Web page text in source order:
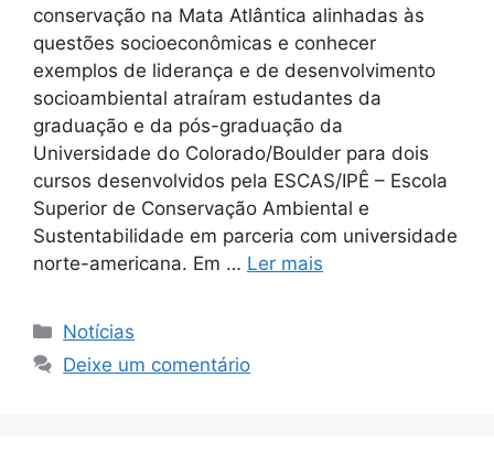
conservação na Mata Atlântica alinhadas às
questões socioeconômicas e conhecer
exemplos de liderança e de desenvolvimento
socioambiental atraíram estudantes da
graduação e da pós-graduação da
Universidade do Colorado/Boulder para dois
cursos desenvolvidos pela ESCAS/IPÊ – Escola
Superior de Conservação Ambiental e
Sustentabilidade em parceria com universidade
norte-americana. Em … Ler mais
Notícias
Deixe um comentário